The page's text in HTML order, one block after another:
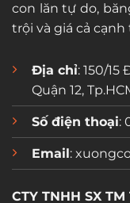
con lăn tự do,
trội và giá cả
Địa chỉ: 150/15
Quận 12,
Số điện thoại:
Email:
CTY TNHH SX